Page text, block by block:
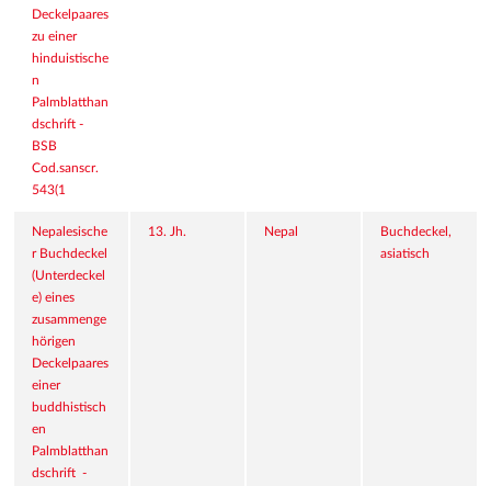
Deckelpaares
zu einer
hinduistische
n
Palmblatthan
dschrift -
BSB
Cod.sanscr.
543(1
Nepalesische
r Buchdeckel
(Unterdeckel
e) eines
zusammenge
hörigen
Deckelpaares
einer
buddhistisch
en
Palmblatthan
dschrift  -
13. Jh. Nepal
Buchdeckel,
asiatisch